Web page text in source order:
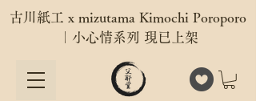
古川紙工 x mizutama Kimochi Poroporo
｜小心情系列 現已上架